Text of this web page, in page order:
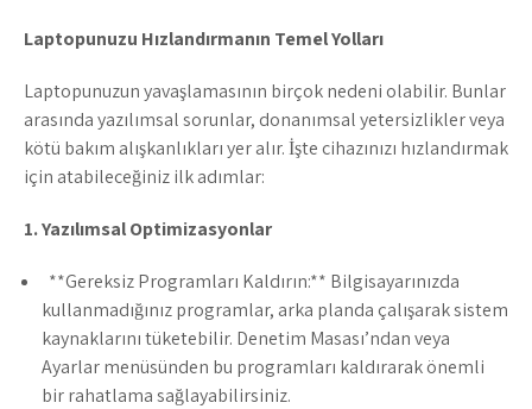
Laptopunuzu Hızlandırmanın Temel Yolları
Laptopunuzun yavaşlamasının birçok nedeni olabilir. Bunlar
arasında yazılımsal sorunlar, donanımsal yetersizlikler veya
kötü bakım alışkanlıkları yer alır. İşte cihazınızı hızlandırmak
için atabileceğiniz ilk adımlar:
1. Yazılımsal Optimizasyonlar
**Gereksiz Programları Kaldırın:** Bilgisayarınızda
kullanmadığınız programlar, arka planda çalışarak sistem
kaynaklarını tüketebilir. Denetim Masası’ndan veya
Ayarlar menüsünden bu programları kaldırarak önemli
bir rahatlama sağlayabilirsiniz.